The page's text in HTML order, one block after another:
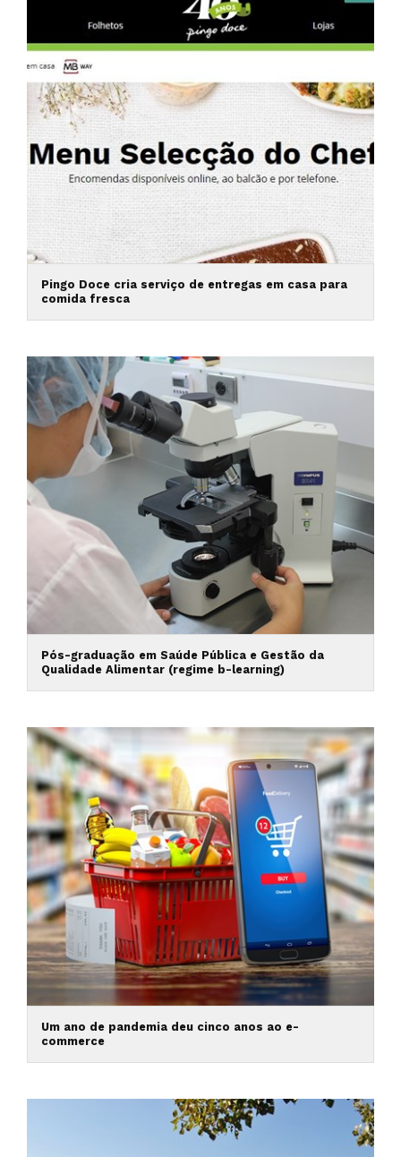
Pingo Doce cria serviço de entregas em casa para
comida fresca
Pós-graduação em Saúde Pública e Gestão da
Qualidade Alimentar (regime b-learning)
Um ano de pandemia deu cinco anos ao e-
commerce